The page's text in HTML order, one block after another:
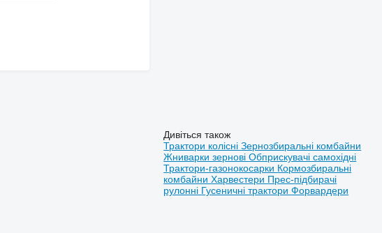
Дивіться також
Трактори колісніЗернозбиральні комбайни
Жниварки зерновіОбприскувачі самохідні
Трактори-газонокосарки Кормозбиральні
комбайниХарвестери Прес-підбирачі
рулонні Гусеничні тракториФорвардери